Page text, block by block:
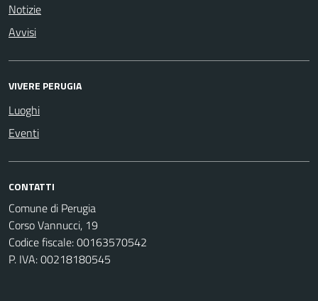
Notizie
Avvisi
VIVERE PERUGIA
Luoghi
Eventi
CONTATTI
Comune di Perugia
Corso Vannucci, 19
Codice fiscale: 00163570542
P. IVA: 00218180545